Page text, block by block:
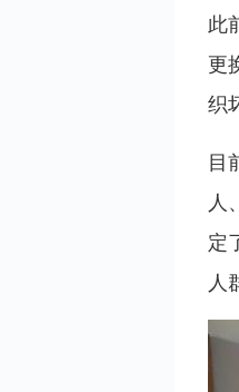
此
更
织
目
人
定
人